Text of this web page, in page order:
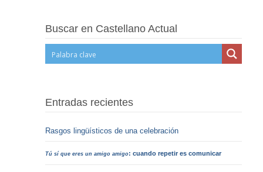
Buscar en Castellano Actual
Entradas recientes
Rasgos lingüísticos de una celebración
Tú sí que eres un amigo amigo: cuando repetir es comunicar